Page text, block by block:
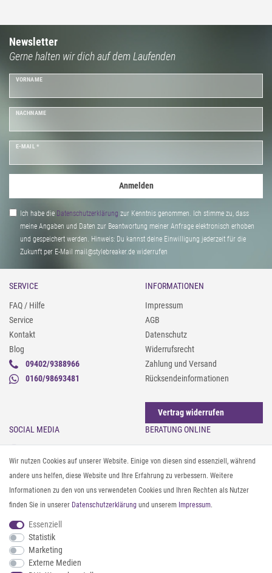
Cozy Looks: Bring mit unseren Style-Neuheiten für den Frühling wieder
frischen Wind in deine Garderobe und erlebe unendlichen Spaß bei der
Kreation Deines Frühlingslooks.
Newsletter
Gerne halten wir dich auf dem Laufenden
VORNAME
NACHNAME
E-MAIL *
Anmelden
Ich habe die Daten­schutz­erklärung zur Kenntnis genommen. Ich stimme zu, dass
meine Angaben und Daten zur Beantwortung meiner Anfrage elektronisch erhoben
und gespeichert werden. Hinweis: Du kannst deine Einwilligung jederzeit für die
Zukunft per E-Mail mail@stylebreaker.de widerrufen
SERVICE
FAQ / Hilfe
Service
Kontakt
Blog
09402/9388966
0160/98693481
INFORMATIONEN
Impressum
AGB
Datenschutz
Widerrufsrecht
Zahlung und Versand
Rücksendeinformationen
Vertrag widerrufen
SOCIAL MEDIA
Facebook
Pinterest
Twitter
Youtube
Threads
BERATUNG ONLINE
Sonnenbrillen & UV-Schutz
Textilpflege
Textil- und Material-Guide
Geldbörse richtig organisieren
ZAHLUNG & VERSAND
Wir nutzen Cookies auf unserer Website. Einige von diesen sind essenziell, während
andere uns helfen, diese Website und Ihre Erfahrung zu verbessern. Weitere
Informationen zu den von uns verwendeten Cookies und Ihren Rechten als Nutzer
finden Sie in unserer Daten­schutz­erklärung und unserem Impressum.
Essenziell
Statistik
Marketing
Externe Medien